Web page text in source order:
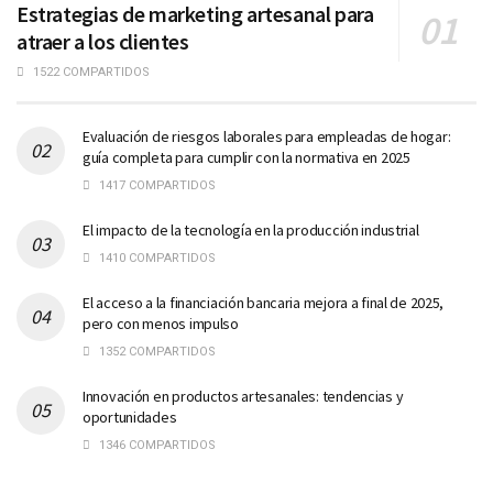
Estrategias de marketing artesanal para
atraer a los clientes
1522 COMPARTIDOS
Evaluación de riesgos laborales para empleadas de hogar:
guía completa para cumplir con la normativa en 2025
1417 COMPARTIDOS
El impacto de la tecnología en la producción industrial
1410 COMPARTIDOS
El acceso a la financiación bancaria mejora a final de 2025,
pero con menos impulso
1352 COMPARTIDOS
Innovación en productos artesanales: tendencias y
oportunidades
1346 COMPARTIDOS